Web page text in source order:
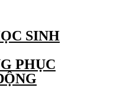
SINH
PHỤC